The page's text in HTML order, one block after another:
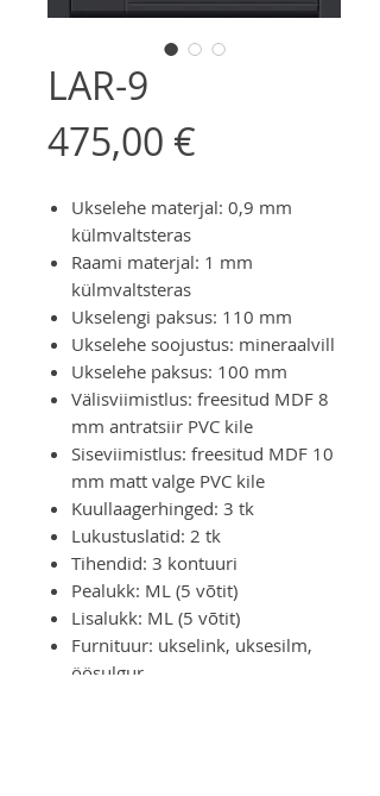
LAR-9
475,00 €
Ukselehe materjal: 0,9 mm
külmvaltsteras
Raami materjal: 1 mm
külmvaltsteras
Ukselengi paksus: 110 mm
Ukselehe soojustus: mineraalvill
Ukselehe paksus: 100 mm
Välisviimistlus: freesitud MDF 8
mm antratsiir PVC kile
Siseviimistlus: freesitud MDF 10
mm matt valge PVC kile
Kuullaagerhinged: 3 tk
Lukustuslatid: 2 tk
Tihendid: 3 kontuuri
Pealukk: ML (5 võtit)
Lisalukk: ML (5 võtit)
Furnituur: ukselink, uksesilm,
öösulgur